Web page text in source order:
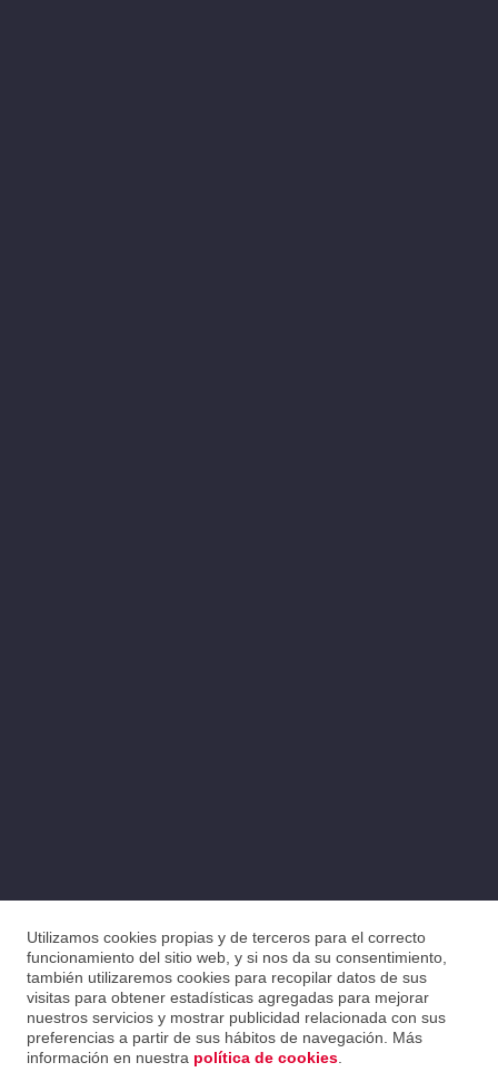
Utilizamos cookies propias y de terceros para el correcto
funcionamiento del sitio web, y si nos da su consentimiento,
también utilizaremos cookies para recopilar datos de sus
visitas para obtener estadísticas agregadas para mejorar
nuestros servicios y mostrar publicidad relacionada con sus
preferencias a partir de sus hábitos de navegación. Más
información en nuestra política de cookies